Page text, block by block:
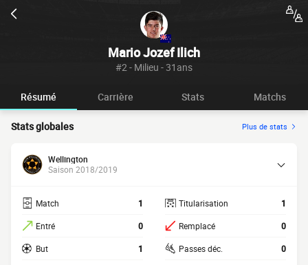
Mario Jozef Ilich
#2 - Milieu - 31ans
Résumé Carrière Stats Matchs
Stats globales Plus de stats
Wellington
Saison 2018/2019
Match 1
Entré 0
But 1
Titularisation 1
Remplacé 0
Passes déc. 0